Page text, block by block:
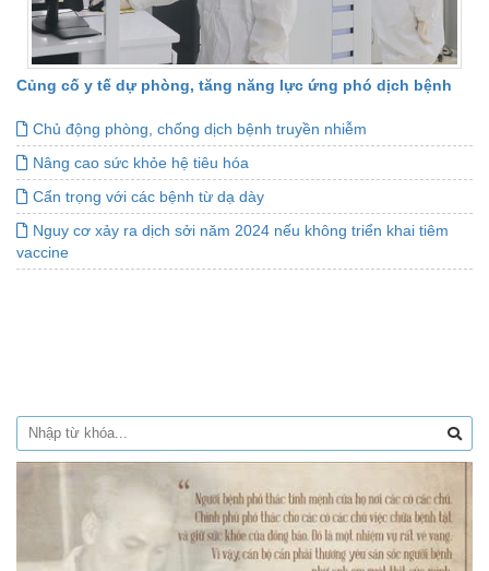
Củng cố y tế dự phòng, tăng năng lực ứng phó dịch bệnh
Chủ động phòng, chống dịch bệnh truyền nhiễm
Nâng cao sức khỏe hệ tiêu hóa
Cẩn trọng với các bệnh từ dạ dày
Nguy cơ xảy ra dịch sởi năm 2024 nếu không triển khai tiêm
vaccine